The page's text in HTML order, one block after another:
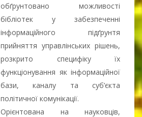
обґрунтовано можливості
бібліотек у забезпеченні
інформаційного підґрунтя
прийняття управлінських рішень,
розкрито специфіку їх
функціонування як інформаційної
бази, каналу та суб’єкта
політичної комунікації.
Орієнтована на науковців,